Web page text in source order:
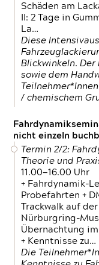
Schäden am
II: 2 Tage in
La…
Diese
Blickwinkeln.
sowie dem
/ chemischem
nicht einzeln
Termin 2/2:
Theorie und
11.00—16.00 Uhr
+ Fahrdynamik-
Probefahrten +
Trackwalk auf
Nürburgring-
Übernachtung
+ Kenntnisse zu…
Die